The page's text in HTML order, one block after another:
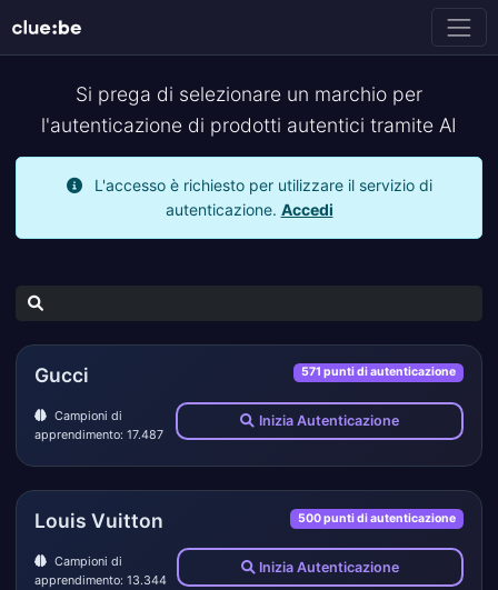
Si prega di selezionare un marchio per
l'autenticazione di prodotti autentici tramite AI
L'accesso è richiesto per utilizzare il servizio di
autenticazione. Accedi
Gucci 571 punti di autenticazione
Campioni di
apprendimento: 17.487
Inizia Autenticazione
Louis Vuitton 500 punti di autenticazione
Campioni di
apprendimento: 13.344
Inizia Autenticazione